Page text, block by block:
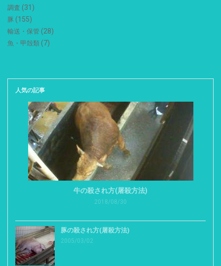
調査 (31)
豚 (155)
輸送・保管 (28)
魚・甲殻類 (7)
人気の記事
牛の殺され方(屠殺方法)
2018/08/30
豚の殺され方(屠殺方法)
2005/03/02